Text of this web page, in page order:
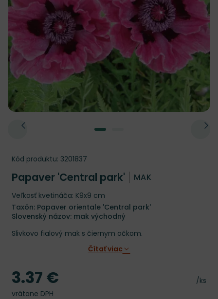
Kód produktu: 3201837
Papaver 'Central park' MAK
Veľkosť kvetináča: K9x9 cm
Taxón: Papaver orientale 'Central park'
Slovenský názov: mak východný
Slivkovo fialový mak s čiernym očkom.
Čítať viac
Cena
/ks
Cena
3.37 €
vrátane DPH